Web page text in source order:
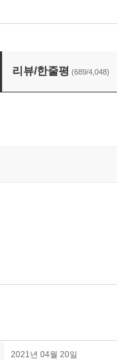
리뷰/한줄평 (689/4,048)
2021년 04월 20일